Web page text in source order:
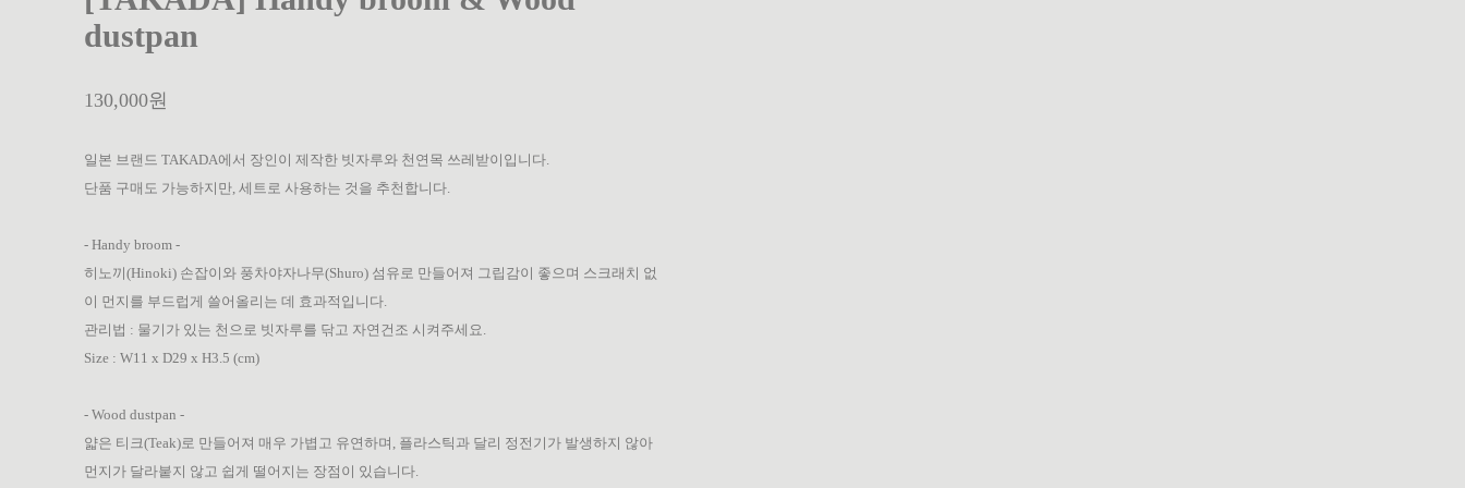
dustpan
130,000원
일본 브랜드 TAKADA에서 장인이 제작한 빗자루와 천연목 쓰레받이입니다.
단품 구매도 가능하지만, 세트로 사용하는 것을 추천합니다.
- Handy broom -
히노끼(Hinoki) 손잡이와 풍차야자나무(Shuro) 섬유로 만들어져 그립감이 좋으며 스크래치 없
이 먼지를 부드럽게 쓸어올리는 데 효과적입니다.
관리법 : 물기가 있는 천으로 빗자루를 닦고 자연건조 시켜주세요.
Size : W11 x D29 x H3.5 (cm)
- Wood dustpan -
얇은 티크(Teak)로 만들어져 매우 가볍고 유연하며, 플라스틱과 달리 정전기가 발생하지 않아
먼지가 달라붙지 않고 쉽게 떨어지는 장점이 있습니다.